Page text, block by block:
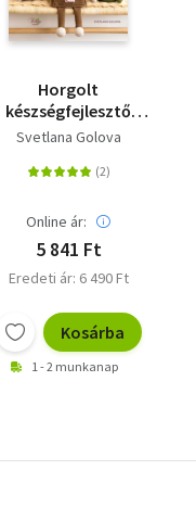
Horgolt
készségfejlesztő
játékok - Amigurumi
gyerekjátékokhoz
Svetlana Golova
Online ár:
5 841 Ft
Eredeti ár: 6 490 Ft
Kosárba
1 - 2 munkanap